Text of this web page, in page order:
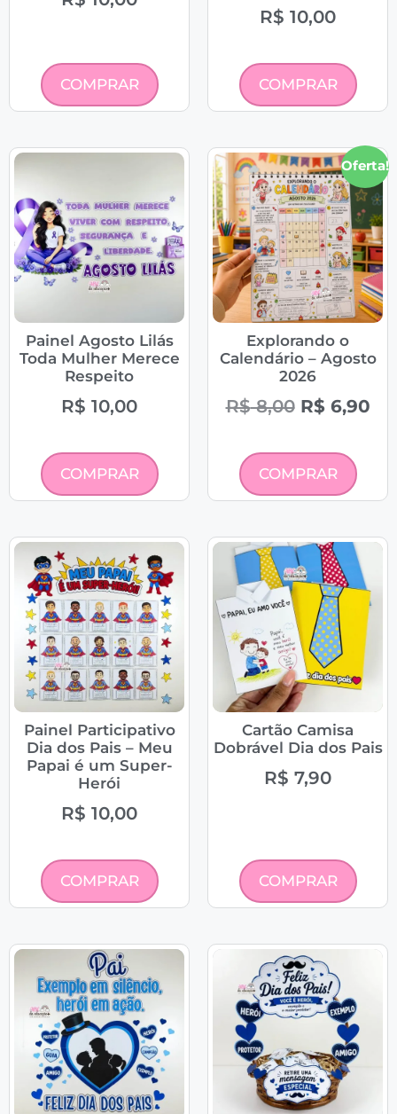
COMPRAR
R$ 10,00
COMPRAR
Painel Agosto Lilás
Toda Mulher Merece
Respeito
R$ 10,00
COMPRAR
Oferta!
Explorando o
Calendário – Agosto
2026
R$8,00 R$6,90
COMPRAR
Painel Participativo
Dia dos Pais – Meu
Papai é um Super-
Herói
R$ 10,00
COMPRAR
Cartão Camisa
Dobrável Dia dos Pais
R$ 7,90
COMPRAR